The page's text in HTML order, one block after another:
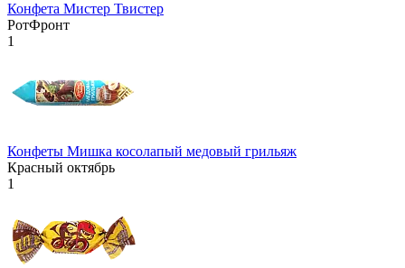
Конфета Мистер Твистер
РотФронт
1
Конфеты Мишка косолапый медовый грильяж
Красный октябрь
1